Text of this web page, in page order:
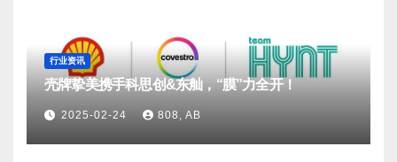
行业资讯
壳牌挚美携手科思创&东舢，“膜”力全开！
2025-02-24 808, AB